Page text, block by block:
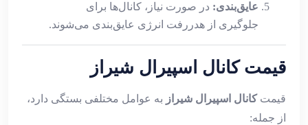
عایق‌بندی: در صورت نیاز، کانال‌ها برای
جلوگیری از هدررفت انرژی عایق‌بندی می‌شوند.
قیمت کانال اسپیرال شیراز
قیمتکانال اسپیرال شیراز به عوامل مختلفی بستگی دارد،
از جمله: